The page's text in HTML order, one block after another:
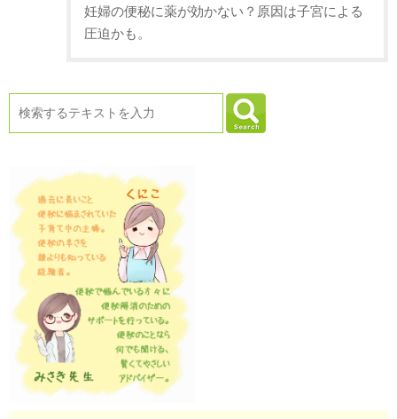
妊婦の便秘に薬が効かない？原因は子宮による
圧迫かも。